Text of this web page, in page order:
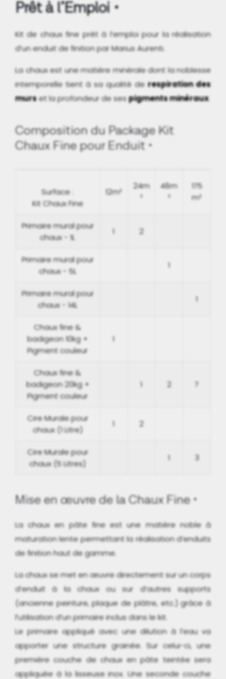
Prêt à l’Emploi
Kit de chaux fine prêt à l’emploi pour la réalisation
d’un enduit de finition par Marius Aurenti.
La chaux est une matière minérale dont la noblesse
intemporelle tient à sa qualité derespiration des
murset la profondeur de sespigments minéraux.
Composition du Package Kit
Chaux Fine pour Enduit
Surface :
Kit Chaux Fine
12m²
24m
²
48m
²
175
m²
Primaire mural pour
chaux - 1L
1 2
Primaire mural pour
chaux - 5L
1
Primaire mural pour
chaux - 14L
1
Chaux fine &
badigeon 10kg +
Pigment couleur
1
Chaux fine &
badigeon 20kg +
Pigment couleur
1 2 7
Cire Murale pour
chaux (1 Litre)
1 2
Cire Murale pour
chaux (5 Litres)
1 3
Mise en œuvre de la Chaux Fine
La chaux en pâte fine est une matière noble à
maturation lente permettant la réalisation d’enduits
de finition haut de gamme.
La chaux se met en œuvre directement sur un corps
d’enduit à la chaux ou sur d’autres supports
(ancienne peinture, plaque de plâtre, etc.) grâce à
l’utilisation d’un primaire inclus dans le kit.
Le primaire appliqué avec une dilution à l’eau va
apporter une structure grainée. Sur celui-ci, une
première couche de chaux en pâte teintée sera
appliquée à la lisseuse inox. Une seconde couche